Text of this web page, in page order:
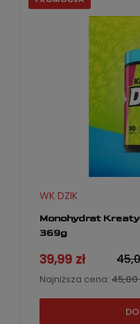
Monohydrat
369g
WK DZIK
39,99 zł
Najniższa cena: 45,00